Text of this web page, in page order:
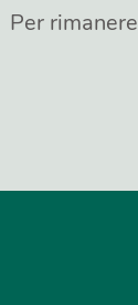
Per